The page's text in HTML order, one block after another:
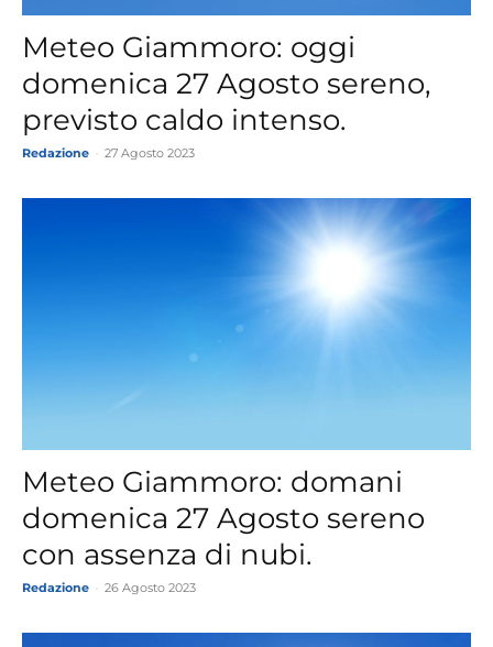
Meteo Giammoro: oggi
domenica 27 Agosto sereno,
previsto caldo intenso.
Redazione 27 Agosto 2023
Meteo Giammoro: domani
domenica 27 Agosto sereno
con assenza di nubi.
Redazione 26 Agosto 2023